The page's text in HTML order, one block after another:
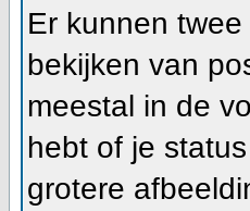
Er kunnen
bekijken van
meestal in de
hebt of je
grotere